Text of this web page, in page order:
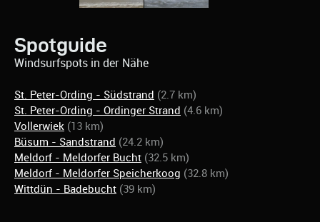
Spotguide
Windsurfspots in der Nähe
St. Peter-Ording - Südstrand (2.7 km)
St. Peter-Ording - Ordinger Strand (4.6 km)
Vollerwiek (13 km)
Büsum - Sandstrand (24.2 km)
Meldorf - Meldorfer Bucht (32.5 km)
Meldorf - Meldorfer Speicherkoog (32.8 km)
Wittdün - Badebucht (39 km)